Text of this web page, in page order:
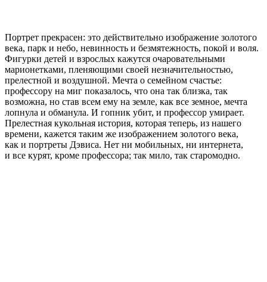
Портрет прекрасен: это действительно изображение золотого
века, парк и небо, невинность и безмятежность, покой и воля.
Фигурки детей и взрослых кажутся очаровательными
марионетками, пленяющими своей незначительностью,
прелестной и воздушной. Мечта о семейном счастье:
профессору на миг показалось, что она так близка, так
возможна, но став всем ему на земле, как все земное, мечта
лопнула и обманула. И гопник убит, и профессор умирает.
Прелестная кукольная история, которая теперь, из нашего
времени, кажется таким же изображением золотого века,
как и портреты Дэвиса. Нет ни мобильных, ни интернета,
и все курят, кроме профессора; так мило, так старомодно.